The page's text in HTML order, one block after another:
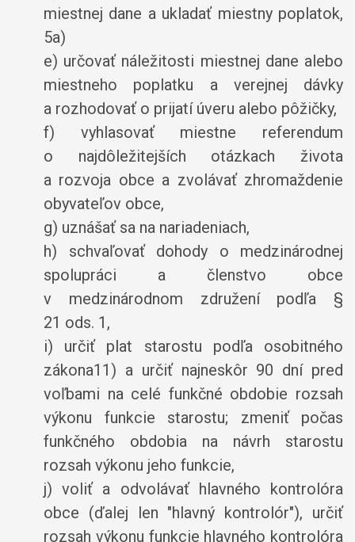
miestnej dane a ukladať miestny poplatok,
5a)
e) určovať náležitosti miestnej dane alebo
miestneho poplatku a verejnej dávky
a rozhodovať o prijatí úveru alebo pôžičky,
f) vyhlasovať miestne referendum
o najdôležitejších otázkach života
a rozvoja obce a zvolávať zhromaždenie
obyvateľov obce,
g) uznášať sa na nariadeniach,
h) schvaľovať dohody o medzinárodnej
spolupráci a členstvo obce
v medzinárodnom združení podľa §
21 ods. 1,
i) určiť plat starostu podľa osobitného
zákona11) a určiť najneskôr 90 dní pred
voľbami na celé funkčné obdobie rozsah
výkonu funkcie starostu; zmeniť počas
funkčného obdobia na návrh starostu
rozsah výkonu jeho funkcie,
j) voliť a odvolávať hlavného kontrolóra
obce (ďalej len "hlavný kontrolór"), určiť
rozsah výkonu funkcie hlavného kontrolóra